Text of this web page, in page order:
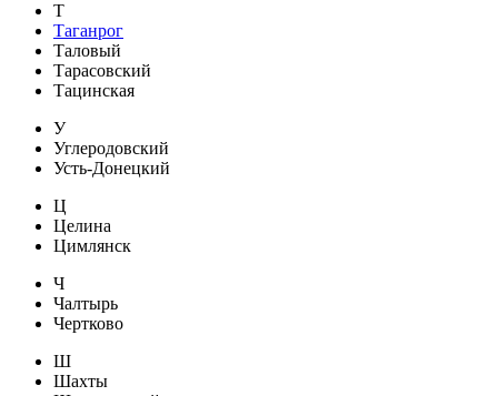
Т
Таганрог
Таловый
Тарасовский
Тацинская
У
Углеродовский
Усть-Донецкий
Ц
Целина
Цимлянск
Ч
Чалтырь
Чертково
Ш
Шахты